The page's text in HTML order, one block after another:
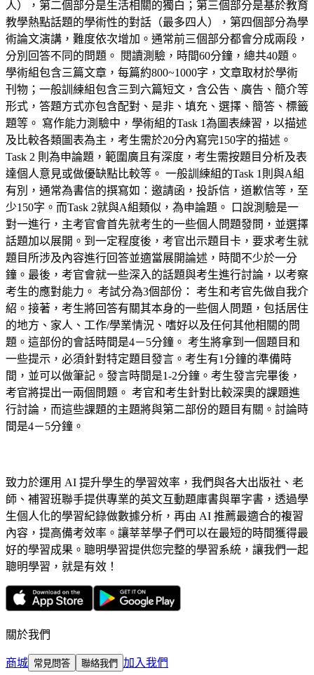
人），第二個部分是生活相關的獨白；第三個部分是基於教育
教學熱點話題的學術性的對話（最多四人），第四個部分為學
術論文演講，難度依次增加。通常前三個部分都會分成兩段，
分別回答不同的問題。 閱讀測驗，時間60分鐘，總共40題。
學術組包含三篇文章，每篇約800~1000字，文章取材於學術
刊物；一般訓練組包含三到六篇短文，含公告、廣告、簡介等
形式，答題方式亦包含配對、是非、填充、選擇、簡答、標籤
題等。 寫作能力測驗中，學術組的Task 1為圖表練習，以描述
及比較各類圖表為主，考生需於20分內寫完150字的描述。
Task 2 則為申論題，範圍廣且有深度，考生需按題目分析及表
達個人意見或做優缺點比較等。 一般訓練組的Task 1則與A組
有別，通常為書信的撰寫如：邀請函，投訴信，道歉信等，至
少150字。而Task 2就與A組類似，為申論題。 口說測驗是一
對一進行，主考官會首先就考生的一些個人問題發問，並選擇
話題加以展開。到一定程度後，考官出示題目卡，要求考生就
題目所涉及內容進行回答並適當展開論述，時間不少於一分
鐘。最後，考官會就一些深入的話題與考生進行討論，以考察
考生的應對能力。 考試分為3個部份： 考生和考官先做自我介
紹。接著，考生將回答有關其本身的一些個人問題，包括居住
的地方、家人、工作/學業情況、嗜好以及任何其他相關的問
題。這部份的會話時間是4－5分鐘。 考生將拿到一個題目和
一些提示，必須針對特定題目發言。考生有1分鐘的準備時
間，並可以做筆記。發言時間是1-2分鐘。考生發言完畢後，
考官將提出一兩個問題。 考官和考生針對比較深奧的課題進
行討論，而這些課題的主題將與第二部份的題目有關。討論時
間是4－5分鐘。
致力於運用 AI 提升學生的學習效率，我們與各大出版社、老
師、補習班聯手提供專業的英文互動題庫書與單字書，透過學
生個人化的學習紀錄做數據分析，再由 AI 推薦最適合的複習
內容，提高備考效率。讓莘莘學子們可以在最短的時間獲得最
好的學習成果。聰明學習提供您完整的學習系統，讓我們一起
聰明學習，就是有效！
關於我們
商城 常見問答 聯絡我們 加入我們